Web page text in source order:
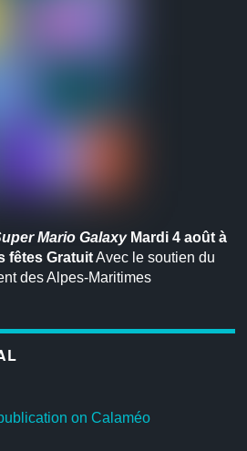
Mario GalaxyMardi 4 août à
fêtes GratuitAvec le soutien du
des Alpes-Maritimes
on Calaméo